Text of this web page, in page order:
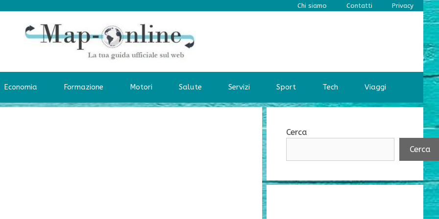
Chi siamo Contatti Privacy
Economia Formazione Motori Salute Servizi Sport Tech Viaggi
Cerca
Cerca